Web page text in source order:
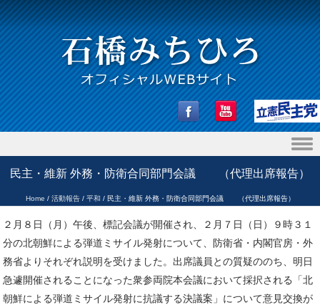
Skip to content
民主・維新 外務・防衛合同部門会議 （代理出席報告）
Home /活動報告 /平和 / 民主・維新 外務・防衛合同部門会議 （代理出席報告）
２月８日（月）午後、標記会議が開催され、２月７日（日）９時３１
分の北朝鮮による弾道ミサイル発射について、防衛省・内閣官房・外
務省よりそれぞれ説明を受けました。出席議員との質疑ののち、明日
急遽開催されることになった衆参両院本会議において採択される「北
朝鮮による弾道ミサイル発射に抗議する決議案」について意見交換が